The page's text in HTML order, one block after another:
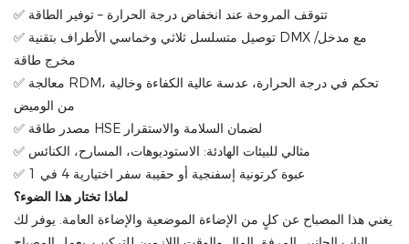
✅ تتوقف المروحة عند انخفاض درجة الحرارة – توفير الطاقة
✅ توصيل متسلسل ثلاثي وخماسي الأطراف بتقنية DMX مع مدخل/
مخرج طاقة
✅ معالجة RDM، تحكم في درجة الحرارة، عدسة عالية الكفاءة وخالية
من الوميض
✅ مصدر طاقة HSE لضمان السلامة والاستقرار
✅ مثالي للبيئات الهادئة: الاستوديوهات، المسارح، الكنائس
✅ عبوة كرتونية إسفنجية أو حقيبة سفر اختيارية 4 في 1
لماذا تختار هذا الضوء؟
يغني هذا المصباح عن كلٍ من الإضاءة الموضعية والإضاءة العامة. يوفر لك